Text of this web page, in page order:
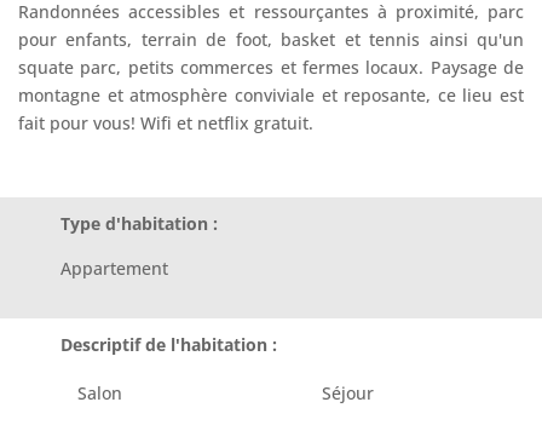
Randonnées accessibles et ressourçantes à proximité, parc
pour enfants, terrain de foot, basket et tennis ainsi qu'un
squate parc, petits commerces et fermes locaux. Paysage de
montagne et atmosphère conviviale et reposante, ce lieu est
fait pour vous! Wifi et netflix gratuit.
Type d'habitation :
Appartement
Descriptif de l'habitation :
Salon Séjour